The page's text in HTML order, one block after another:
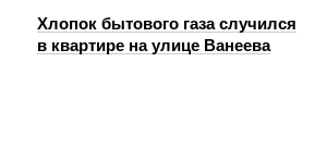
Хлопок бытового газа случился
в квартире на улице Ванеева